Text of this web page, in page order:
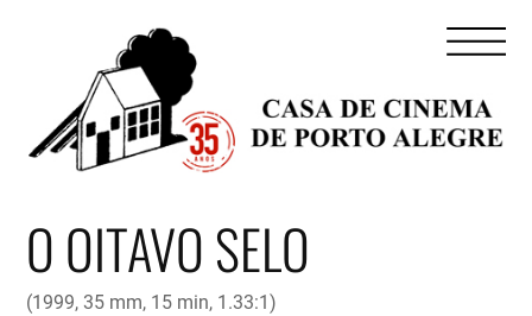
O OITAVO SELO
(1999, 35 mm, 15 min, 1.33:1)